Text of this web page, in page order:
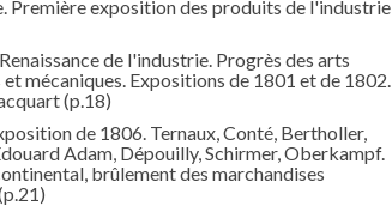
Première exposition des produits de l'industrie
de l'industrie. Progrès des arts
mécaniques. Expositions de 1801 et de 1802.
(p.18)
de 1806. Ternaux, Conté, Bertholler,
Adam, Dépouilly, Schirmer, Oberkampf.
brûlement des marchandises